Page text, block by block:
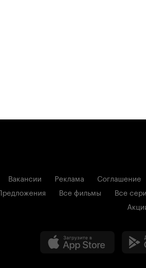
Вакансии Реклама Соглашение
Все фильмы Все